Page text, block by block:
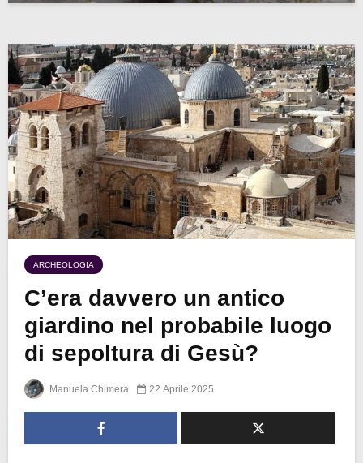
ARCHEOLOGIA
C’era davvero un antico
giardino nel probabile luogo
di sepoltura di Gesù?
Manuela Chimera 22 Aprile 2025